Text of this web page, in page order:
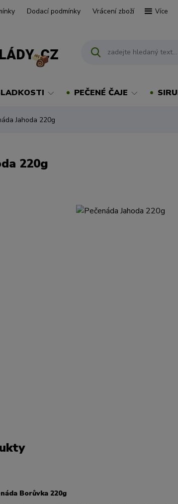
Dodací podmínky Vrácení zboží Více
PEČENÉ ČAJE
Jahoda 220g
220g
Borůvka 220g